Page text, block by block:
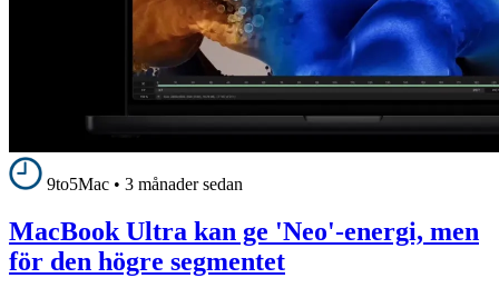
9to5Mac • 3 månader sedan
MacBook Ultra kan ge 'Neo'-energi, men
för den högre segmentet